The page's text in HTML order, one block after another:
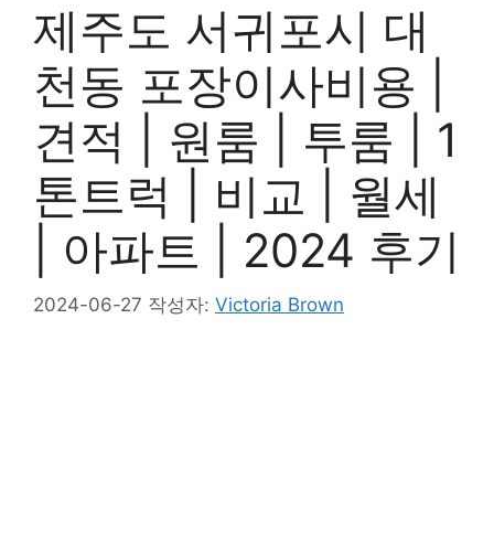
제주도 서귀포시 대
천동 포장이사비용 |
견적 | 원룸 | 투룸 | 1
톤트럭 | 비교 | 월세
| 아파트 | 2024 후기
2024-06-27 작성자: Victoria Brown